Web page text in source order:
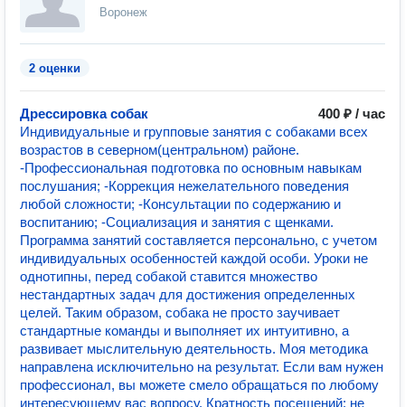
Воронеж
2 оценки
Дрессировка собак
400 ₽ / час
Индивидуальные и групповые занятия с собаками всех
возрастов в северном(центральном) районе.
-Профессиональная подготовка по основным навыкам
послушания; -Коррекция нежелательного поведения
любой сложности; -Консультации по содержанию и
воспитанию; -Социализация и занятия с щенками.
Программа занятий составляется персонально, с учетом
индивидуальных особенностей каждой особи. Уроки не
однотипны, перед собакой ставится множество
нестандартных задач для достижения определенных
целей. Таким образом, собака не просто заучивает
стандартные команды и выполняет их интуитивно, а
развивает мыслительную деятельность. Моя методика
направлена исключительно на результат. Если вам нужен
профессионал, вы можете смело обращаться по любому
интересующему вас вопросу. Кратность посещений: не